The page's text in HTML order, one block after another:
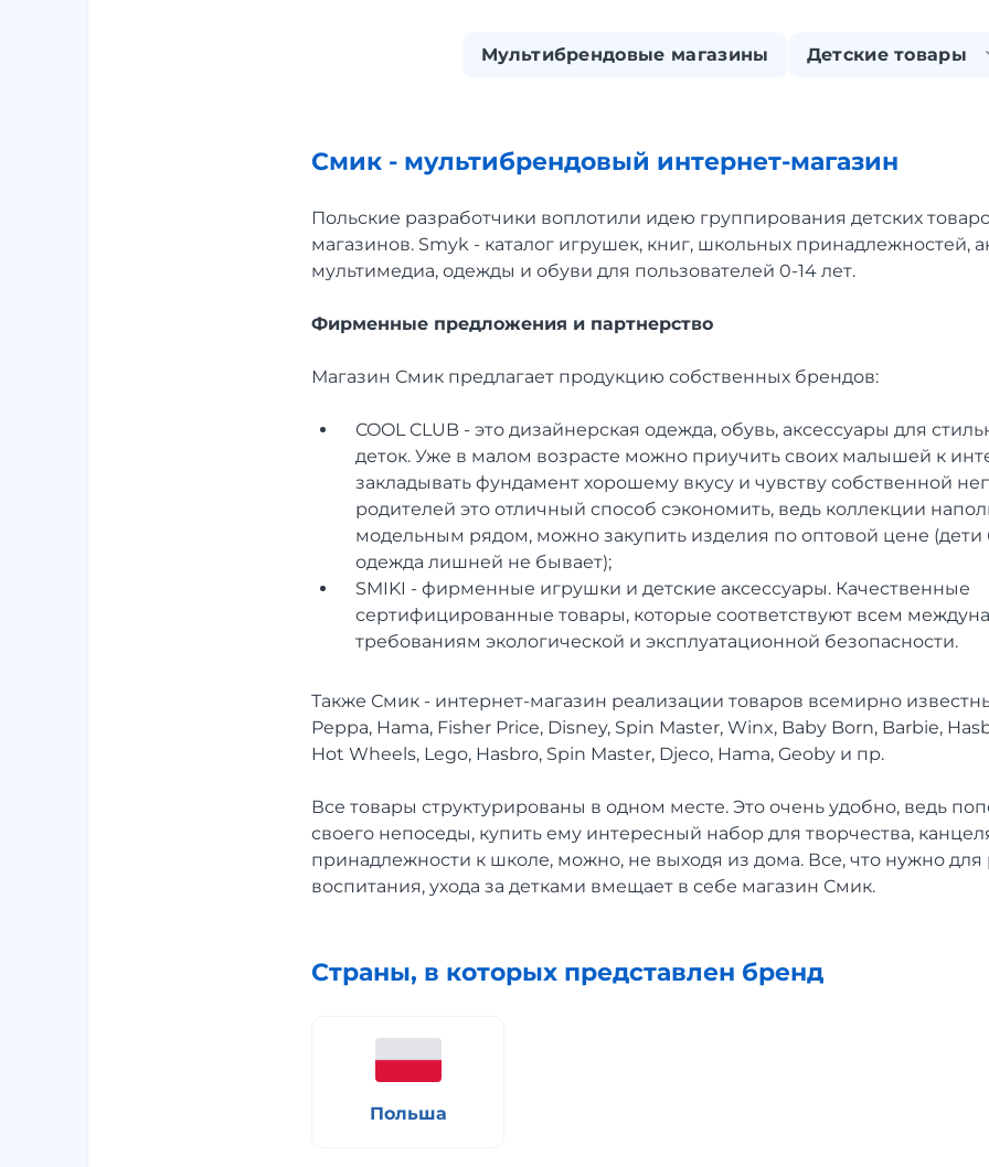
Мультибрендовые магазины Детские товары
Смик - мультибрендовый интернет-магазин
Польские разработчики воплотили идею группирования детских
магазинов. Smyk - каталог игрушек, книг, школьных принадлежностей,
мультимедиа, одежды и обуви для пользователей 0-14 лет.
Фирменные предложения и партнерство
Магазин Смик предлагает продукцию собственных брендов:
COOL CLUB - это дизайнерская одежда, обувь, аксессуары для
деток. Уже в малом возрасте можно приучить своих малышей к
закладывать фундамент хорошему вкусу и чувству собственной
родителей это отличный способ сэкономить, ведь коллекции
модельным рядом, можно закупить изделия по оптовой цене (дети
одежда лишней не бывает);
SMIKI - фирменные игрушки и детские аксессуары. Качественные
сертифицированные товары, которые соответствуют всем
требованиям экологической и эксплуатационной безопасности.
Также Смик - интернет-магазин реализации товаров всемирно
Peppa, Hama, Fisher Price, Disney, Spin Master, Winx, Baby Born, Barbie,
Hot Wheels, Lego, Hasbro, Spin Master, Djeco, Hama, Geoby и пр.
Все товары структурированы в одном месте. Это очень удобно, ведь
своего непоседы, купить ему интересный набор для творчества,
принадлежности к школе, можно, не выходя из дома. Все, что нужно для
воспитания, ухода за детками вмещает в себе магазин Смик.
Страны, в которых представлен бренд
Польша